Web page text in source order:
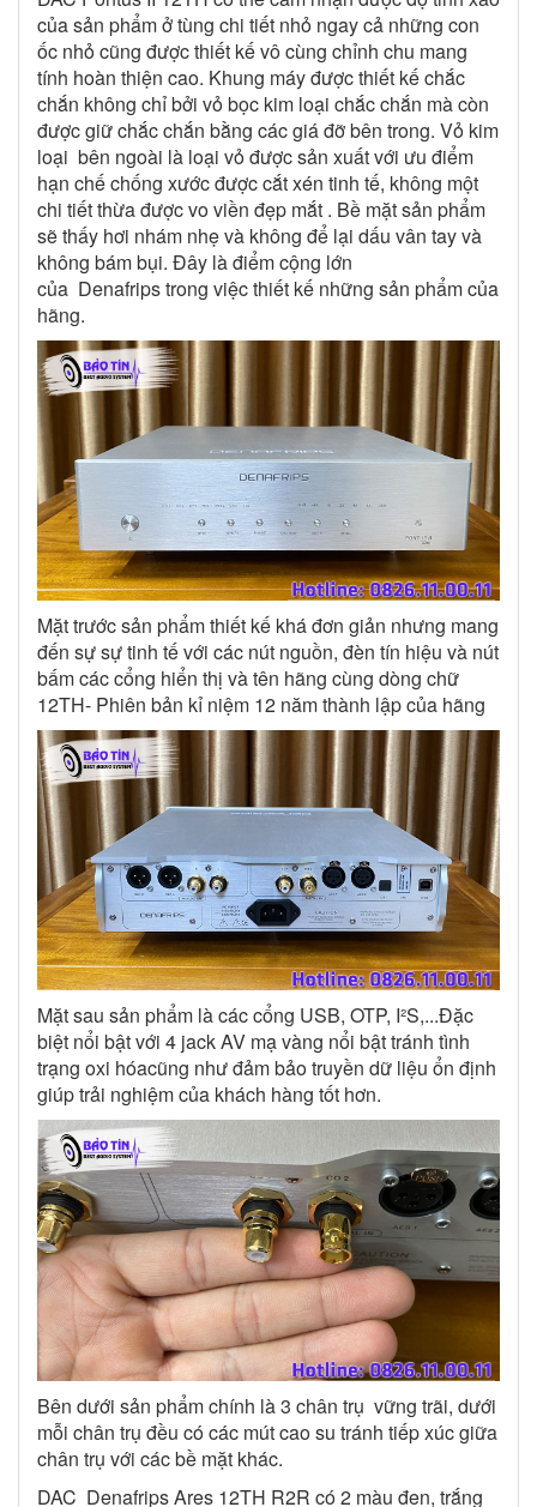
của sản phẩm ở tùng chi tiết nhỏ ngay cả những con
ốc nhỏ cũng được thiết kế vô cùng chỉnh chu mang
tính hoàn thiện cao. Khung máy được thiết kế chắc
chắn không chỉ bởi vỏ bọc kim loại chắc chắn mà còn
được giữ chắc chắn bằng các giá đỡ bên trong. Vỏ kim
loại bên ngoài là loại vỏ được sản xuất với ưu điểm
hạn chế chống xước được cắt xén tinh tế, không một
chi tiết thừa được vo viền đẹp mắt . Bề mặt sản phẩm
sẽ thấy hơi nhám nhẹ và không để lại dấu vân tay và
không bám bụi. Đây là điểm cộng lớn
của Denafrips trong việc thiết kế những sản phẩm của
hãng.
Mặt trước sản phẩm thiết kế khá đơn giản nhưng mang
đến sự sự tinh tế với các nút nguồn, đèn tín hiệu và nút
bấm các cổng hiển thị và tên hãng cùng dòng chữ
12TH- Phiên bản kỉ niệm 12 năm thành lập của hãng
Mặt sau sản phẩm là các cổng USB, OTP, I²S,...Đặc
biệt nổi bật với 4 jack AV mạ vàng nổi bật tránh tình
trạng oxi hóacũng như đảm bảo truyền dữ liệu ổn định
giúp trải nghiệm của khách hàng tốt hơn.
Bên dưới sản phẩm chính là 3 chân trụ vững trãi, dưới
mỗi chân trụ đều có các mút cao su tránh tiếp xúc giữa
chân trụ với các bề mặt khác.
DAC Denafrips Ares 12TH R2R có 2 màu đen, trắng